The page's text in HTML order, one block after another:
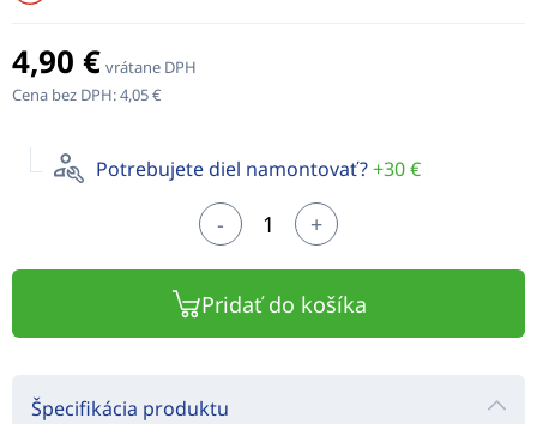
4,90 € vrátane DPH
Cena bez DPH:4,05 €
Potrebujete diel namontovať?+30 €
- +
Pridať do košíka
Špecifikácia produktu